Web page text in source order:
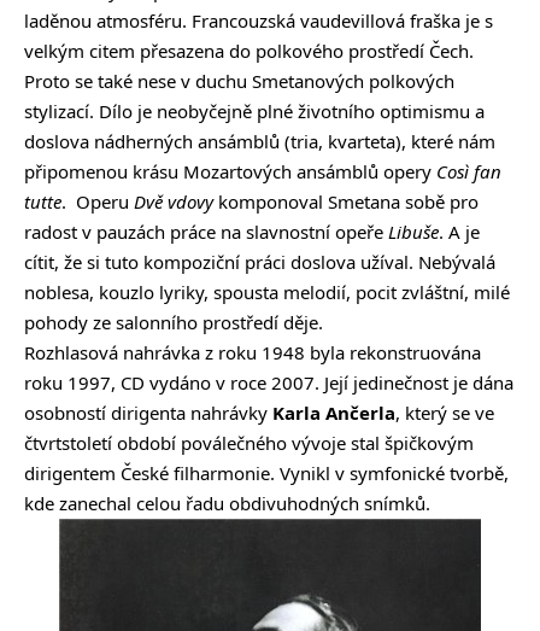
laděnou atmosféru. Francouzská vaudevillová fraška je s
velkým citem přesazena do polkového prostředí Čech.
Proto se také nese v duchu Smetanových polkových
stylizací. Dílo je neobyčejně plné životního optimismu a
doslova nádherných ansámblů (tria, kvarteta), které nám
připomenou krásu Mozartových ansámblů opery Così fan
tutte. Operu Dvě vdovykomponoval Smetana sobě pro
radost v pauzách práce na slavnostní opeře Libuše. A je
cítit, že si tuto kompoziční práci doslova užíval. Nebývalá
noblesa, kouzlo lyriky, spousta melodií, pocit zvláštní, milé
pohody ze salonního prostředí děje.
Rozhlasová nahrávka z roku 1948 byla rekonstruována
roku 1997, CD vydáno v roce 2007. Její jedinečnost je dána
osobností dirigenta nahrávky Karla Ančerla, který se ve
čtvrtstoletí období poválečného vývoje stal špičkovým
dirigentem České filharmonie. Vynikl v symfonické tvorbě,
kde zanechal celou řadu obdivuhodných snímků.